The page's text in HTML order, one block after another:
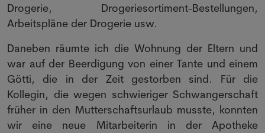
Drogerie, Drogeriesortiment-Bestellungen,
Arbeitspläne der Drogerie usw.
Daneben räumte ich die Wohnung der Eltern und
war auf der Beerdigung von einer Tante und einem
Götti, die in der Zeit gestorben sind. Für die
Kollegin, die wegen schwieriger Schwangerschaft
früher in den Mutterschaftsurlaub musste, konnten
wir eine neue Mitarbeiterin in der Apotheke